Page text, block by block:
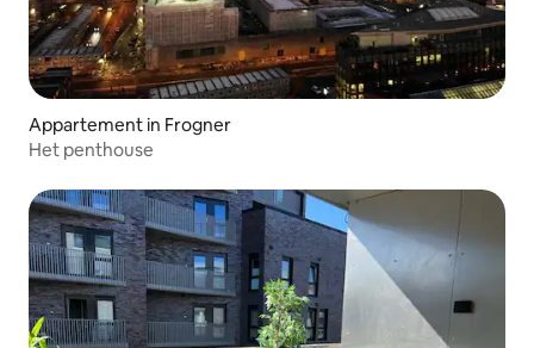
Appartement in Frogner
Het penthouse